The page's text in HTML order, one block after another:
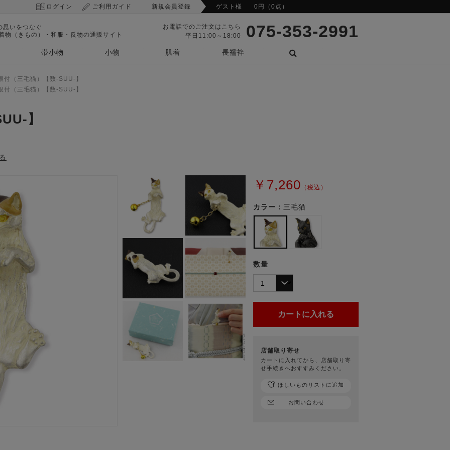
ログイン ご利用ガイド 新規会員登録 ゲスト様 0円（0点）
思いをつなぐ
物（きもの）・和服・反物の通販サイト
お電話でのご注文はこちら
平日11:00～18:00
075-353-2991
帯小物 小物 肌着
長襦袢
付（三毛猫）【数-SUU-】
付（三毛猫）【数-SUU-】
】
￥7,260 （税込）
カラー： 三毛猫
数量
店舗取り寄せ
カートに入れてから、店舗取り寄
せ手続きへおすすみください。
お問い合わせ
ほしいものリストに追加